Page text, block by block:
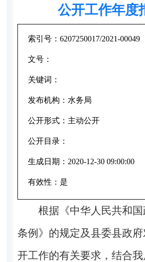
公开工作年度
索引号： 6207250017/2021-00049
文号：
关键词：
发布机构： 水务局
公开形式： 主动公开
公开目录：
生成日期： 2020-12-30 09:00:00
有效性： 是
根据《中华人民共和
条例》的规定及县委县政
开工作的有关要求，结合我